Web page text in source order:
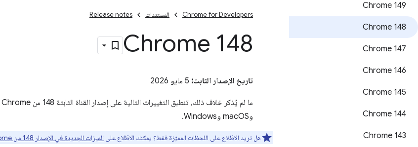
Chrome 149
‫Chrome 148
Chrome 147
‫Chrome 146
Chrome 145
Chrome 144
Chrome 143
Chrome for Developers المستندات Release notes
‫Chrome 148
تاريخ الإصدار الثابت:
وmacOS وWindows.
هل تريد الاطّلاع على اللحظات المميّزة فقط؟ يمكنك الاطّلاع على الميزات الجديدة في الإصدار 148 من Chrome